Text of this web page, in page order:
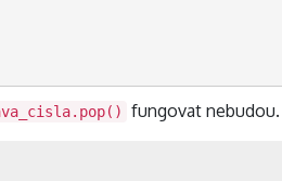
fungovat nebudou.